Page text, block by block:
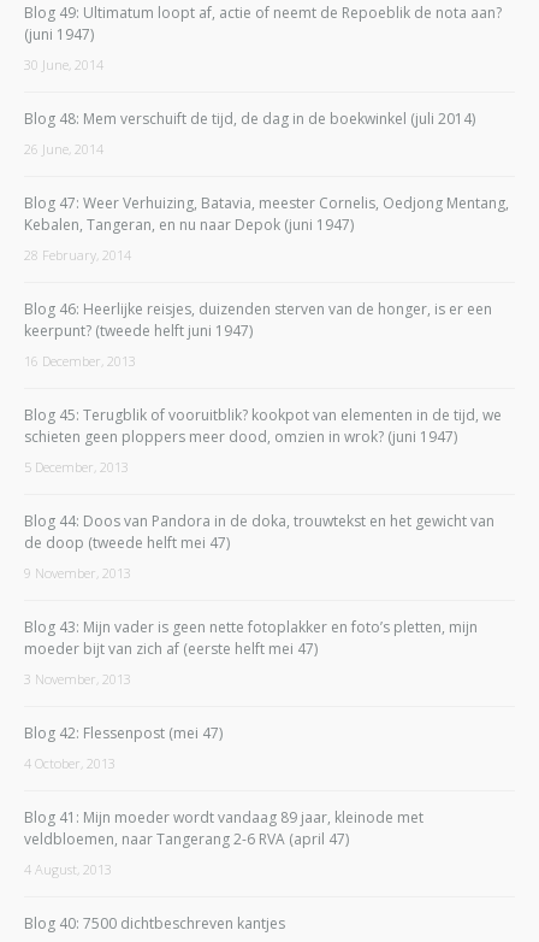
Blog 49: Ultimatum loopt af, actie of neemt de Repoeblik de nota aan?
(juni 1947)
30 June, 2014
Blog 48: Mem verschuift de tijd, de dag in de boekwinkel (juli 2014)
26 June, 2014
Blog 47: Weer Verhuizing, Batavia, meester Cornelis, Oedjong Mentang,
Kebalen, Tangeran, en nu naar Depok (juni 1947)
28 February, 2014
Blog 46: Heerlijke reisjes, duizenden sterven van de honger, is er een
keerpunt? (tweede helft juni 1947)
16 December, 2013
Blog 45: Terugblik of vooruitblik? kookpot van elementen in de tijd, we
schieten geen ploppers meer dood, omzien in wrok? (juni 1947)
5 December, 2013
Blog 44: Doos van Pandora in de doka, trouwtekst en het gewicht van
de doop (tweede helft mei 47)
9 November, 2013
Blog 43: Mijn vader is geen nette fotoplakker en foto’s pletten, mijn
moeder bijt van zich af (eerste helft mei 47)
3 November, 2013
Blog 42: Flessenpost (mei 47)
4 October, 2013
Blog 41: Mijn moeder wordt vandaag 89 jaar, kleinode met
veldbloemen, naar Tangerang 2-6 RVA (april 47)
4 August, 2013
Blog 40: 7500 dichtbeschreven kantjes